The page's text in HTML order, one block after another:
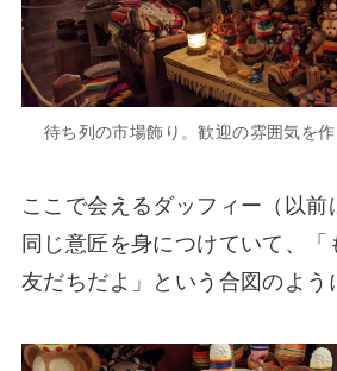
待ち列の市場飾り。歓迎の雰囲気を作
ここで会えるダッフィー（以前
同じ意匠を身につけていて、
友だちだよ」という合図のよう